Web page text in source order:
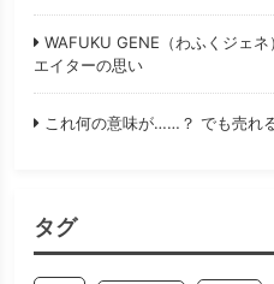
WAFUKU GENE（わふくジェ
エイターの思い
これ何の意味が……？ でも売れ
タグ